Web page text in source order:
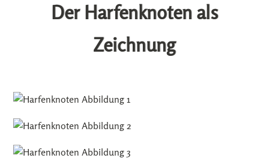
Der Harfenknoten als
Zeichnung